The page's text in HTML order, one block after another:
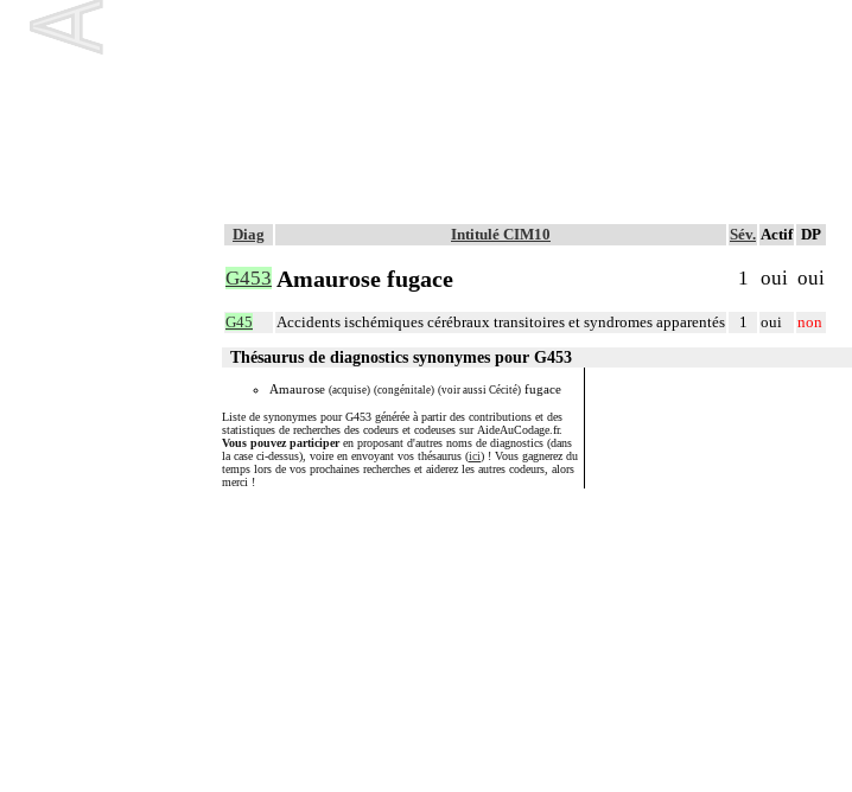
Diag Intitulé CIM10 Sév. Actif DP
G453 Amaurose fugace 1 oui oui
G45 Accidents ischémiques cérébraux transitoires et syndromes apparentés 1 oui non
Thésaurus de diagnostics synonymes pour G453
Amaurose (acquise) (congénitale) (voir aussi Cécité) fugace
Liste de synonymes pour G453 générée à partir des contributions et des
statistiques de recherches des codeurs et codeuses sur AideAuCodage.fr.
Vous pouvez participeren proposant d'autres noms de diagnostics (dans
la case ci-dessus), voire en envoyant vos thésaurus (ici) ! Vous gagnerez du
temps lors de vos prochaines recherches et aiderez les autres codeurs, alors
merci !